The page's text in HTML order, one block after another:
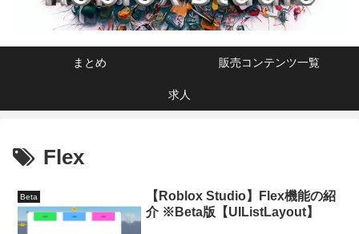
まとめ 販売コンテンツ一覧
求人
Flex
Beta
【Roblox Studio】Flex機能の紹
介 ※Beta版【UIListLayout】